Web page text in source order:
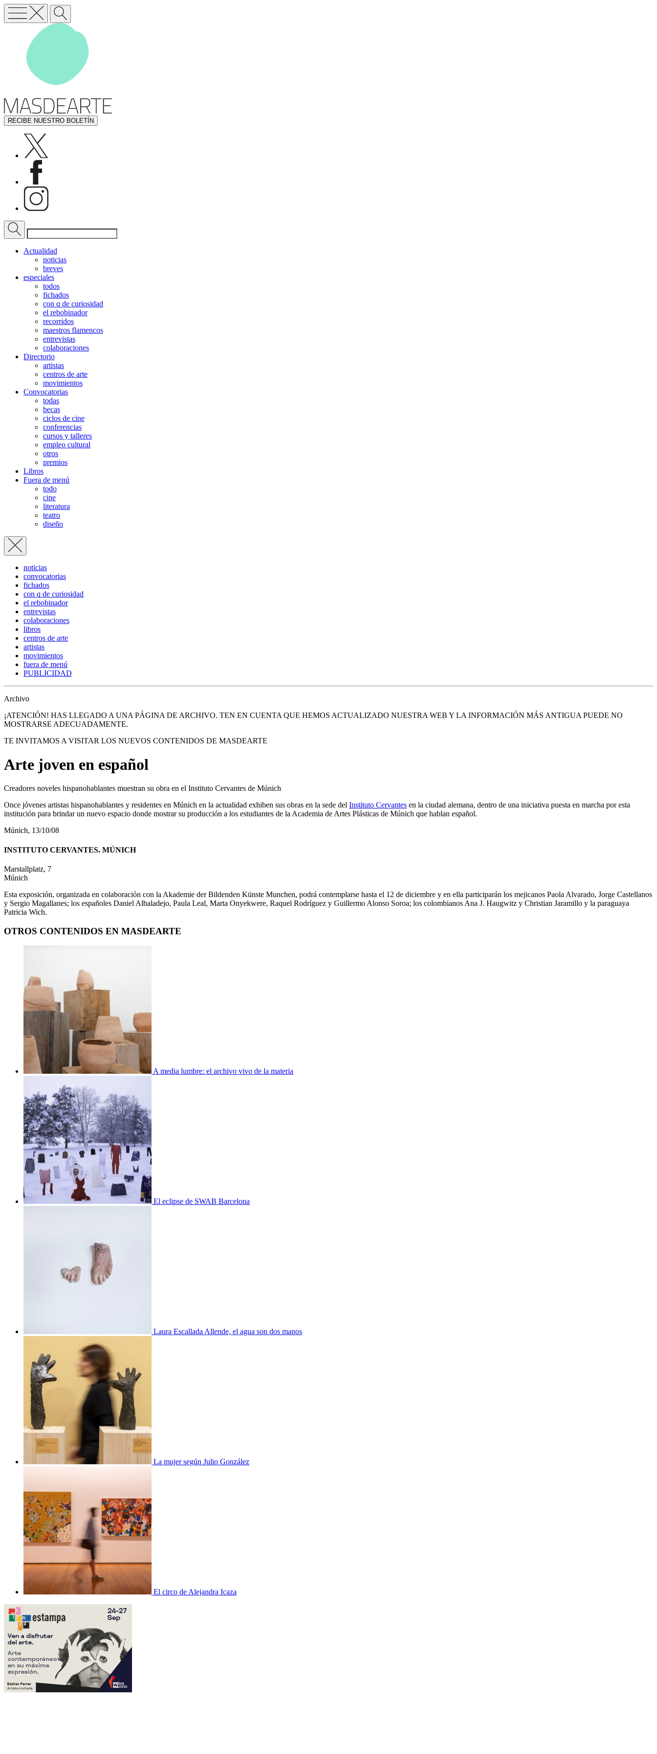
RECIBE NUESTRO BOLETÍN
Actualidad
noticias
breves
especiales
todos
fichados
con q de curiosidad
el rebobinador
recorridos
maestros flamencos
entrevistas
colaboraciones
Directorio
artistas
centros de arte
movimientos
Convocatorias
todas
becas
ciclos de cine
conferencias
cursos y talleres
empleo cultural
otros
premios
Libros
Fuera de menú
todo
cine
literatura
teatro
diseño
noticias
convocatorias
fichados
con q de curiosidad
el rebobinador
entrevistas
colaboraciones
libros
centros de arte
artistas
movimientos
fuera de menú
PUBLICIDAD
Archivo
¡ATENCIÓN! HAS LLEGADO A UNA PÁGINA DE ARCHIVO. TEN EN CUENTA QUE HEMOS ACTUALIZADO NUESTRA WEB Y LA INFORMACIÓN MÁS ANTIGUA PUEDE NO
MOSTRARSE ADECUADAMENTE.
TE INVITAMOS A VISITAR LOS NUEVOS CONTENIDOS DE MASDEARTE
Arte joven en español
Creadores noveles hispanohablantes muestran su obra en el Instituto Cervantes de Múnich
Once jóvenes artistas hispanohablantes y residentes en Múnich en la actualidad exhiben sus obras en la sede del Instituto Cervantes en la ciudad alemana, dentro de una iniciativa puesta en marcha por esta
institución para brindar un nuevo espacio donde mostrar su producción a los estudiantes de la Academia de Artes Plásticas de Múnich que hablan español.
Múnich, 13/10/08
INSTITUTO CERVANTES. MÚNICH
Marstallplatz, 7
Múnich
Esta exposición, organizada en colaboración con la Akademie der Bildenden Künste Munchen, podrá contemplarse hasta el 12 de diciembre y en ella participarán los mejicanos Paola Alvarado, Jorge Castellanos
y Sergio Magallanes; los españoles Daniel Albaladejo, Paula Leal, Marta Onyekwere, Raquel Rodríguez y Guillermo Alonso Soroa; los colombianos Ana J. Haugwitz y Christian Jaramillo y la paraguaya
Patricia Wich.
OTROS CONTENIDOS EN MASDEARTE
A media lumbre: el archivo vivo de la materia
El eclipse de SWAB Barcelona
Laura Escallada Allende, el agua son dos manos
La mujer según Julio González
El circo de Alejandra Icaza